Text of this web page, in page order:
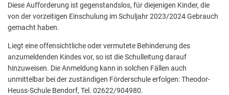
Diese Aufforderung ist gegenstandslos, für diejenigen Kinder, die
von der vorzeitigen Einschulung im Schuljahr 2023/2024 Gebrauch
gemacht haben.
Liegt eine offensichtliche oder vermutete Behinderung des
anzumeldenden Kindes vor, so ist die Schulleitung darauf
hinzuweisen. Die Anmeldung kann in solchen Fällen auch
unmittelbar bei der zuständigen Förderschule erfolgen: Theodor-
Heuss-Schule Bendorf, Tel. 02622/904980.